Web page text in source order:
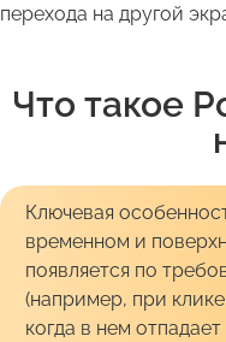
перехода на другой
Что такое
Ключевая
временном и
появляется по
(например, при
когда в нем